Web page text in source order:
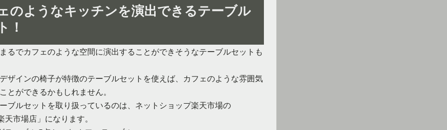
のようなキッチンを演出できるテーブル
！
るでカフェのような空間に演出することができそうなテーブルセットも
ザインの椅子が特徴のテーブルセットを使えば、カフェのような雰囲気
とができるかもしれません。
ブルセットを取り扱っているのは、ネットショップ楽天市場の
天市場店」になります。